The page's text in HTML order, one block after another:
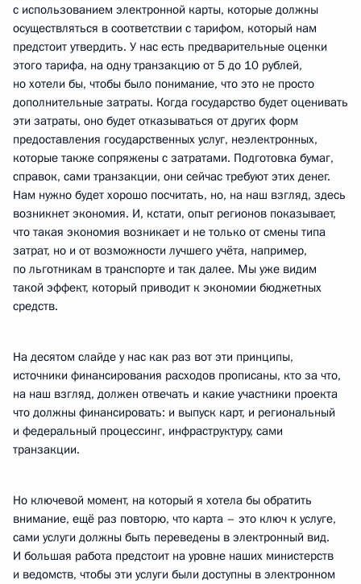
с использованием электронной карты, которые должны
осуществляться в соответствии с тарифом, который нам
предстоит утвердить. У нас есть предварительные оценки
этого тарифа, на одну транзакцию от 5 до 10 рублей,
но хотели бы, чтобы было понимание, что это не просто
дополнительные затраты. Когда государство будет оценивать
эти затраты, оно будет отказываться от других форм
предоставления государственных услуг, неэлектронных,
которые также сопряжены с затратами. Подготовка бумаг,
справок, сами транзакции, они сейчас требуют этих денег.
Нам нужно будет хорошо посчитать, но, на наш взгляд, здесь
возникнет экономия. И, кстати, опыт регионов показывает,
что такая экономия возникает и не только от смены типа
затрат, но и от возможности лучшего учёта, например,
по льготникам в транспорте и так далее. Мы уже видим
такой эффект, который приводит к экономии бюджетных
средств.
На десятом слайде у нас как раз вот эти принципы,
источники финансирования расходов прописаны, кто за что,
на наш взгляд, должен отвечать и какие участники проекта
что должны финансировать: и выпуск карт, и региональный
и федеральный процессинг, инфраструктуру, сами
транзакции.
Но ключевой момент, на который я хотела бы обратить
внимание, ещё раз повторю, что карта – это ключ к услуге,
сами услуги должны быть переведены в электронный вид.
И большая работа предстоит на уровне наших министерств
и ведомств, чтобы эти услуги были доступны в электронном